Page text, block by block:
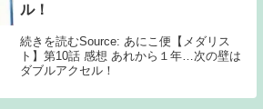
ル！
続きを読むSource: あにこ便【メダリス
ト】第10話 感想 あれから１年…次の壁は
ダブルアクセル！